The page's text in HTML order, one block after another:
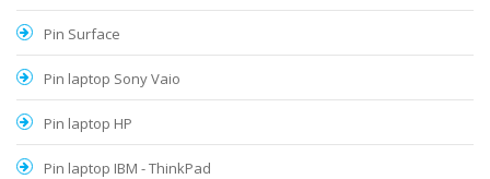
Pin Surface
Pin laptop Sony Vaio
Pin laptop HP
Pin laptop IBM - ThinkPad